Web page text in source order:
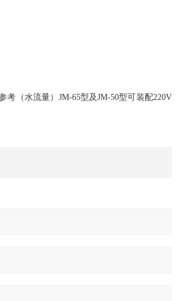
（水流量）JM-65型及JM-50型可装配220V